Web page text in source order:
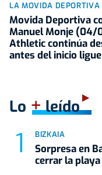
LA MOVIDA DEPORTIVA
Movida Deportiva
Manuel Monje (04/
Athletic continúa
antes del inicio
Lo +leído
BIZKAIA
Sorpresa en
cerrar la